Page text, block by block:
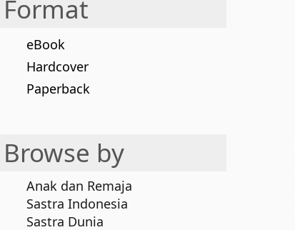
Format
eBook
Hardcover
Paperback
Browse by
Anak dan Remaja
Sastra Indonesia
Sastra Dunia